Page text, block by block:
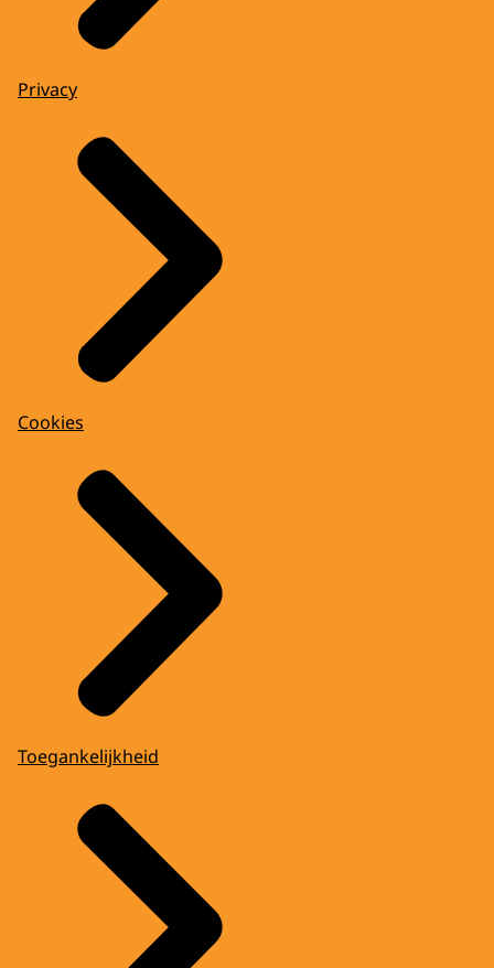
Privacy
Cookies
Toegankelijkheid